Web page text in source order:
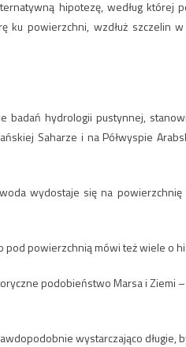
hipotezę, według której
ku powierzchni, wzdłuż szczelin
badań hydrologii pustynnej,
Saharze i na Półwyspie
wydostaje się na
pod powierzchnią mówi też wiele o
podobieństwo Marsa i Ziemi
wystarczająco długie,